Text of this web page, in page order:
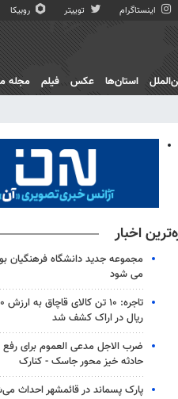
اینستاگرام توییتر روبیکا
استان‌ها عکس فیلم مجله
اخبار
مجموعه جدید دانشگاه فرهنگیان
می شود
ریال در اراک کشف شد
حادثه خیز محور جاسک - کنارک
پارک پسماند در قائمشهر احداث